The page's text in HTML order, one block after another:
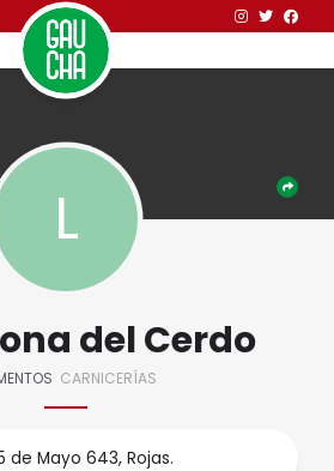
del Cerdo
CARNICERÍAS
de Mayo 643, Rojas.